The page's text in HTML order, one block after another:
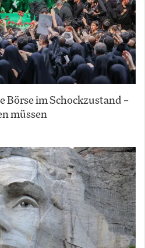
Börse im Schockzustand –
müssen